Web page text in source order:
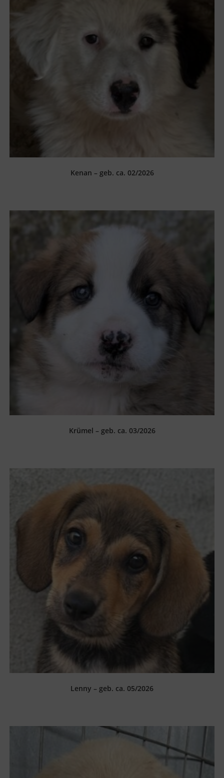
Kenan – geb. ca. 02/2026
Krümel – geb. ca. 03/2026
Lenny – geb. ca. 05/2026